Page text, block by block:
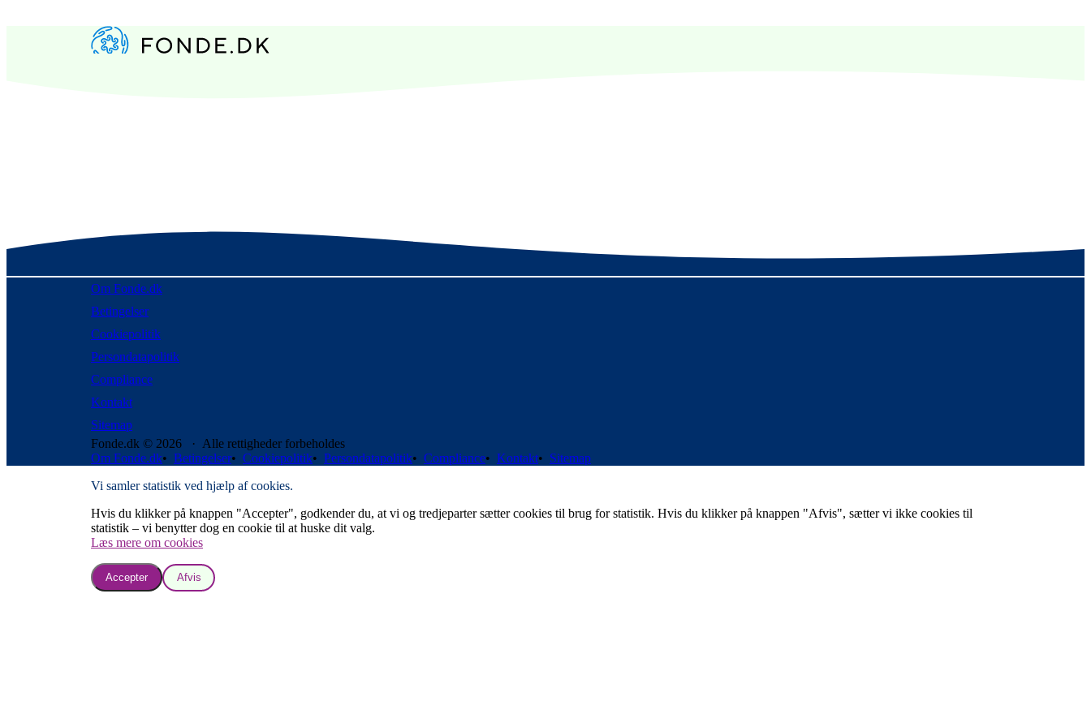
Om Fonde.dk
Betingelser
Cookiepolitik
Persondatapolitik
Compliance
Kontakt
Sitemap
Fonde.dk © 2026 · Alle rettigheder forbeholdes
Om Fonde.dk• Betingelser• Cookiepolitik• Persondatapolitik• Compliance• Kontakt• Sitemap
Vi samler statistik ved hjælp af cookies.
Hvis du klikker på knappen "Accepter", godkender du, at vi og tredjeparter sætter cookies til brug for statistik. Hvis du klikker på knappen "Afvis", sætter vi ikke cookies til
statistik – vi benytter dog en cookie til at huske dit valg.
Læs mere om cookies
Accepter Afvis